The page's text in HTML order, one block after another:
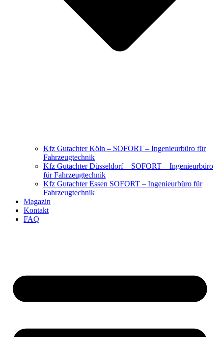
Kfz Gutachter Köln – SOFORT – Ingenieurbüro für
Fahrzeugtechnik
Kfz Gutachter Düsseldorf – SOFORT – Ingenieurbüro
für Fahrzeugtechnik
Kfz Gutachter Essen SOFORT – Ingenieurbüro für
Fahrzeugtechnik
Magazin
Kontakt
FAQ